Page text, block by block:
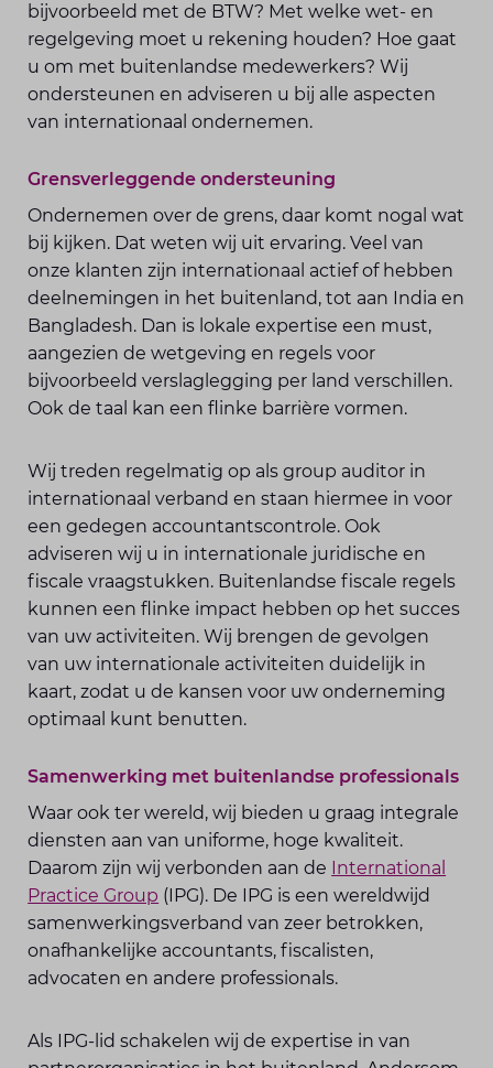
bijvoorbeeld met de BTW? Met welke wet- en
regelgeving moet u rekening houden? Hoe gaat
u om met buitenlandse medewerkers? Wij
ondersteunen en adviseren u bij alle aspecten
van internationaal ondernemen.
Grensverleggende ondersteuning
Ondernemen over de grens, daar komt nogal wat
bij kijken. Dat weten wij uit ervaring. Veel van
onze klanten zijn internationaal actief of hebben
deelnemingen in het buitenland, tot aan India en
Bangladesh. Dan is lokale expertise een must,
aangezien de wetgeving en regels voor
bijvoorbeeld verslaglegging per land verschillen.
Ook de taal kan een flinke barrière vormen.
Wij treden regelmatig op als group auditor in
internationaal verband en staan hiermee in voor
een gedegen accountantscontrole. Ook
adviseren wij u in internationale juridische en
fiscale vraagstukken. Buitenlandse fiscale regels
kunnen een flinke impact hebben op het succes
van uw activiteiten. Wij brengen de gevolgen
van uw internationale activiteiten duidelijk in
kaart, zodat u de kansen voor uw onderneming
optimaal kunt benutten.
Samenwerking met buitenlandse professionals
Waar ook ter wereld, wij bieden u graag integrale
diensten aan van uniforme, hoge kwaliteit.
Daarom zijn wij verbonden aan de International
Practice Group (IPG). De IPG is een wereldwijd
samenwerkingsverband van zeer betrokken,
onafhankelijke accountants, fiscalisten,
advocaten en andere professionals.
Als IPG-lid schakelen wij de expertise in van